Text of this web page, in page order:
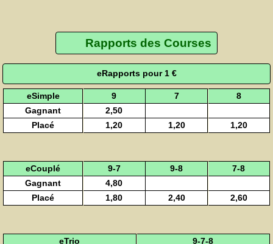
Rapports des Courses
eRapports pour 1 €
eSimple 9 7
8
Gagnant
2,50
Placé
1,20 1,20 1,20
eCouplé 9-7 9-8
7-8
Gagnant
4,80
Placé
1,80 2,40 2,60
eTrio
9-7-8